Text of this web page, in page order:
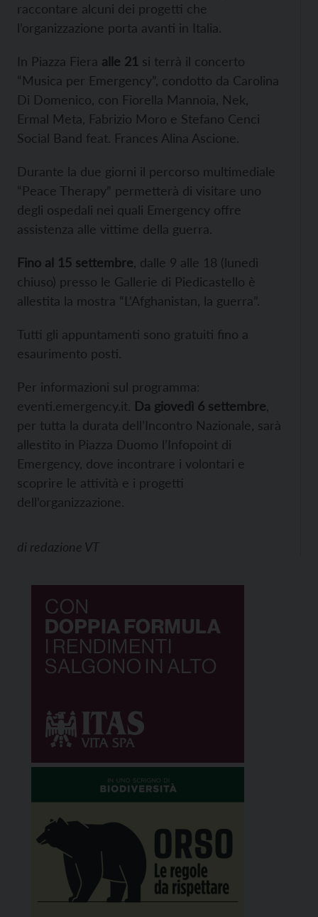
raccontare alcuni dei progetti che
l’organizzazione porta avanti in Italia.
In Piazza Fiera alle 21 si terrà il concerto
“Musica per Emergency”, condotto da Carolina
Di Domenico, con Fiorella Mannoia, Nek,
Ermal Meta, Fabrizio Moro e Stefano Cenci
Social Band feat. Frances Alina Ascione.
Durante la due giorni il percorso multimediale
“Peace Therapy” permetterà di visitare uno
degli ospedali nei quali Emergency offre
assistenza alle vittime della guerra.
Fino al 15 settembre, dalle 9 alle 18 (lunedì
chiuso) presso le Gallerie di Piedicastello è
allestita la mostra “L’Afghanistan, la guerra”.
Tutti gli appuntamenti sono gratuiti fino a
esaurimento posti.
Per informazioni sul programma:
eventi.emergency.it. Da giovedì 6 settembre,
per tutta la durata dell’Incontro Nazionale, sarà
allestito in Piazza Duomo l’Infopoint di
Emergency, dove incontrare i volontari e
scoprire le attività e i progetti
dell’organizzazione.
di redazione VT